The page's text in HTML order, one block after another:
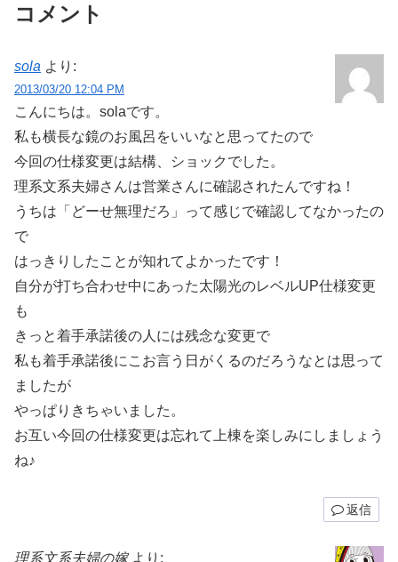
コメント
sola より:
2013/03/20 12:04 PM
こんにちは。solaです。
私も横長な鏡のお風呂をいいなと思ってたので
今回の仕様変更は結構、ショックでした。
理系文系夫婦さんは営業さんに確認されたんですね！
うちは「どーせ無理だろ」って感じで確認してなかったの
で
はっきりしたことが知れてよかったです！
自分が打ち合わせ中にあった太陽光のレベルUP仕様変更
も
きっと着手承諾後の人には残念な変更で
私も着手承諾後にこお言う日がくるのだろうなとは思って
ましたが
やっぱりきちゃいました。
お互い今回の仕様変更は忘れて上棟を楽しみにしましょう
ね♪
返信
理系文系夫婦の嫁 より: